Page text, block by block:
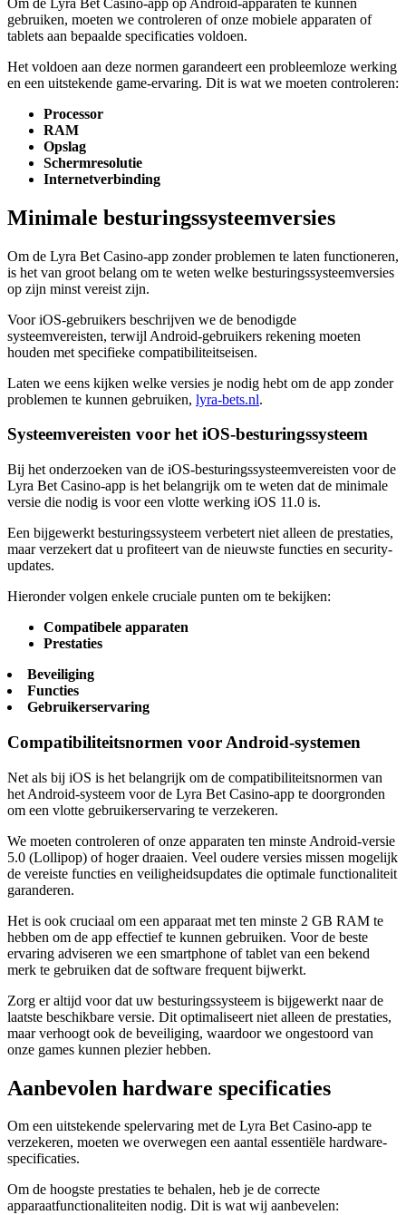
Om de Lyra Bet Casino-app op Android-apparaten te kunnen
gebruiken, moeten we controleren of onze mobiele apparaten of
tablets aan bepaalde specificaties voldoen.
Het voldoen aan deze normen garandeert een probleemloze werking
en een uitstekende game-ervaring. Dit is wat we moeten controleren:
Processor
RAM
Opslag
Schermresolutie
Internetverbinding
Minimale besturingssysteemversies
Om de Lyra Bet Casino-app zonder problemen te laten functioneren,
is het van groot belang om te weten welke besturingssysteemversies
op zijn minst vereist zijn.
Voor iOS-gebruikers beschrijven we de benodigde
systeemvereisten, terwijl Android-gebruikers rekening moeten
houden met specifieke compatibiliteitseisen.
Laten we eens kijken welke versies je nodig hebt om de app zonder
problemen te kunnen gebruiken, lyra-bets.nl.
Systeemvereisten voor het iOS-besturingssysteem
Bij het onderzoeken van de iOS-besturingssysteemvereisten voor de
Lyra Bet Casino-app is het belangrijk om te weten dat de minimale
versie die nodig is voor een vlotte werking iOS 11.0 is.
Een bijgewerkt besturingssysteem verbetert niet alleen de prestaties,
maar verzekert dat u profiteert van de nieuwste functies en security-
updates.
Hieronder volgen enkele cruciale punten om te bekijken:
Compatibele apparaten
Prestaties
Beveiliging
Functies
Gebruikerservaring
Compatibiliteitsnormen voor Android-systemen
Net als bij iOS is het belangrijk om de compatibiliteitsnormen van
het Android-systeem voor de Lyra Bet Casino-app te doorgronden
om een vlotte gebruikerservaring te verzekeren.
We moeten controleren of onze apparaten ten minste Android-versie
5.0 (Lollipop) of hoger draaien. Veel oudere versies missen mogelijk
de vereiste functies en veiligheidsupdates die optimale functionaliteit
garanderen.
Het is ook cruciaal om een apparaat met ten minste 2 GB RAM te
hebben om de app effectief te kunnen gebruiken. Voor de beste
ervaring adviseren we een smartphone of tablet van een bekend
merk te gebruiken dat de software frequent bijwerkt.
Zorg er altijd voor dat uw besturingssysteem is bijgewerkt naar de
laatste beschikbare versie. Dit optimaliseert niet alleen de prestaties,
maar verhoogt ook de beveiliging, waardoor we ongestoord van
onze games kunnen plezier hebben.
Aanbevolen hardware specificaties
Om een uitstekende spelervaring met de Lyra Bet Casino-app te
verzekeren, moeten we overwegen een aantal essentiële hardware-
specificaties.
Om de hoogste prestaties te behalen, heb je de correcte
apparaatfunctionaliteiten nodig. Dit is wat wij aanbevelen: